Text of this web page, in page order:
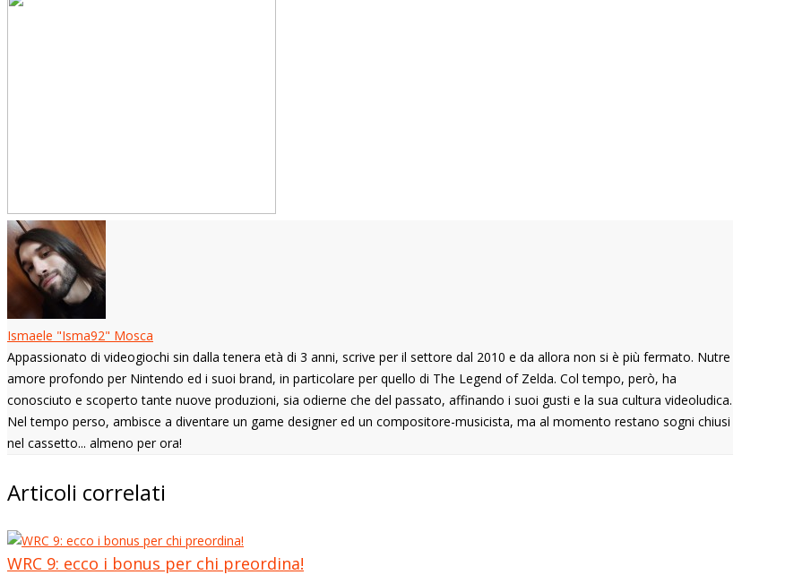
Ismaele "Isma92" Mosca
Appassionato di videogiochi sin dalla tenera età di 3 anni, scrive per il settore dal 2010 e da allora non si è più fermato. Nutre
amore profondo per Nintendo ed i suoi brand, in particolare per quello di The Legend of Zelda. Col tempo, però, ha
conosciuto e scoperto tante nuove produzioni, sia odierne che del passato, affinando i suoi gusti e la sua cultura videoludica.
Nel tempo perso, ambisce a diventare un game designer ed un compositore-musicista, ma al momento restano sogni chiusi
nel cassetto... almeno per ora!
Articoli correlati
WRC 9: ecco i bonus per chi preordina!